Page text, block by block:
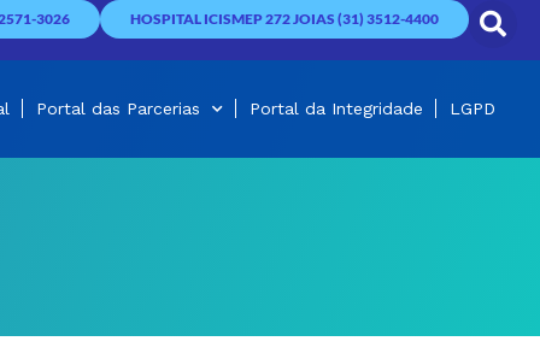
3026 HOSPITAL ICISMEP 272 JOIAS (31) 3512-4400
Portal das Parcerias Portal da Integridade LGPD